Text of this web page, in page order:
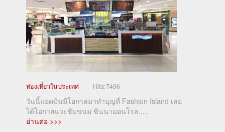
ท่องเที่ยวในประเทศ Hits:7496
วันนี้แอดมินมีโอกาสมาทำบุญที่ Fashion Island เลย
ได้โอกาสแวะชิมขนม ซินนามอนโรล.....
อ่านต่อ >>>